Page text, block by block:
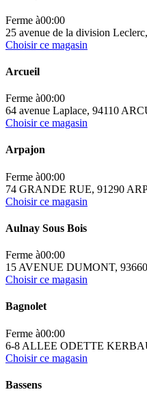
Ferme à00:00
25 avenue de la division
Choisir ce magasin
Arcueil
Ferme à00:00
64 avenue Laplace, 94110
Choisir ce magasin
Arpajon
Ferme à00:00
74 GRANDE RUE, 91290
Choisir ce magasin
Aulnay Sous Bois
Ferme à00:00
15 AVENUE DUMONT,
Choisir ce magasin
Bagnolet
Ferme à00:00
6-8 ALLEE ODETTE
Choisir ce magasin
Bassens